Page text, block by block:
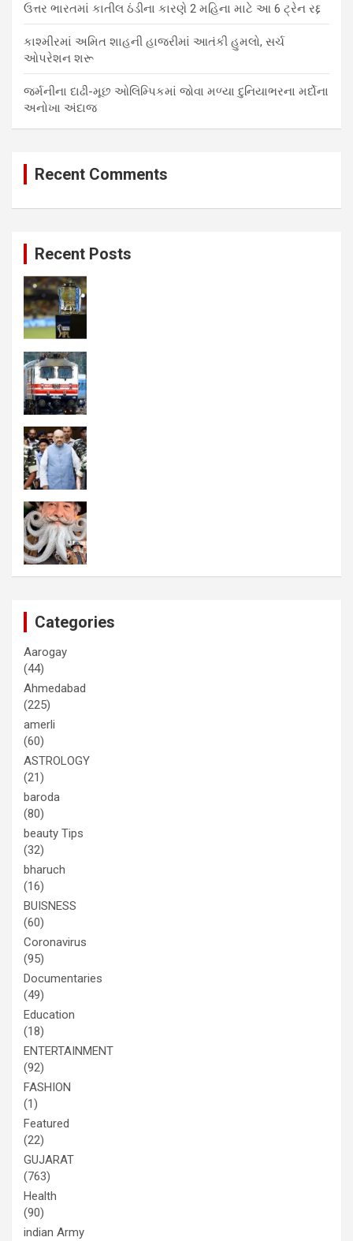
ઉત્તર ભારતમાં કાતીલ ઠંડીના કારણે 2 મહિના માટે આ 6 ટ્રેન રદ્દ
કાશ્મીરમાં અમિત શાહની હાજરીમાં આતંકી હુમલો, સર્ચ
ઓપરેશન શરૂ
જર્મનીના દાઢી-મૂછ ઓલિમ્પિકમાં જોવા મળ્યા દુનિયાભરના મર્દોના
અનોખા અંદાજ
Recent Comments
Recent Posts
Categories
Aarogay
(44)
Ahmedabad
(225)
amerli
(60)
ASTROLOGY
(21)
baroda
(80)
beauty Tips
(32)
bharuch
(16)
BUISNESS
(60)
Coronavirus
(95)
Documentaries
(49)
Education
(18)
ENTERTAINMENT
(92)
FASHION
(1)
Featured
(22)
GUJARAT
(763)
Health
(90)
indian Army